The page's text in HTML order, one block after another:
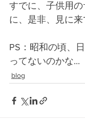
すでに、子供用
に、是非、見に
PS：昭和の頃、
ってないのかな...
blog